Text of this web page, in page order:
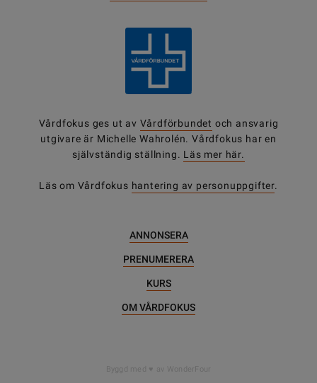
Vårdfokus ges ut av Vårdförbundet och ansvarig
utgivare är Michelle Wahrolén. Vårdfokus har en
självständig ställning. Läs mer här.
Läs om Vårdfokus hantering av personuppgifter.
ANNONSERA
PRENUMERERA
KURS
OM VÅRDFOKUS
Byggd med av WonderFour